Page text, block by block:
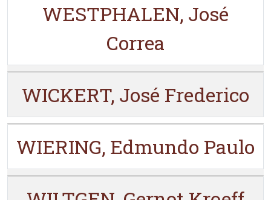
WESTPHALEN, José
Correa
WICKERT, José Frederico
WIERING, Edmundo Paulo